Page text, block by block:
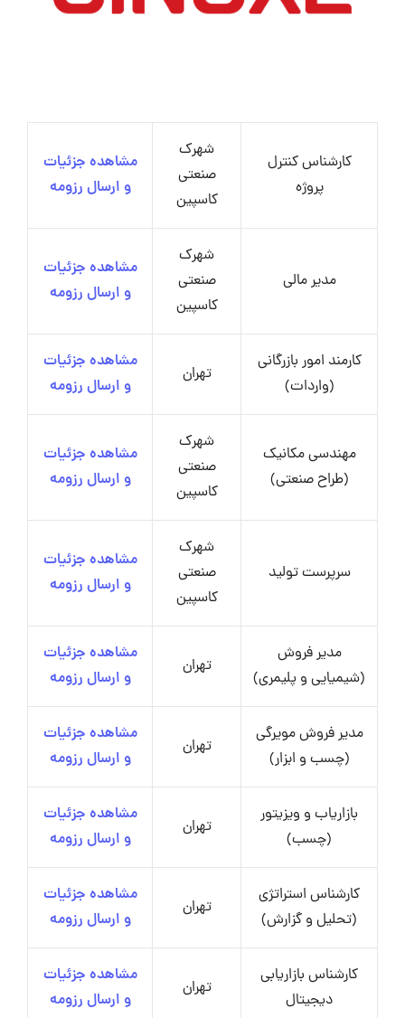
کارشناس کنترل
پروژه
شهرک
صنعتی
کاسپین
مشاهده جزئیات
و ارسال رزومه
مدیر مالی
شهرک
صنعتی
کاسپین
مشاهده جزئیات
و ارسال رزومه
کارمند امور بازرگانی
(واردات)
تهران
مشاهده جزئیات
و ارسال رزومه
مهندسی مکانیک
(طراح صنعتی)
شهرک
صنعتی
کاسپین
مشاهده جزئیات
و ارسال رزومه
سرپرست تولید
شهرک
صنعتی
کاسپین
مشاهده جزئیات
و ارسال رزومه
مدیر فروش
(شیمیایی و پلیمری)
تهران
مشاهده جزئیات
و ارسال رزومه
مدیر فروش مویرگی
(چسب و ابزار)
تهران
مشاهده جزئیات
و ارسال رزومه
بازاریاب و ویزیتور
(چسب)
تهران
مشاهده جزئیات
و ارسال رزومه
کارشناس استراتژی
(تحلیل و گزارش)
تهران
مشاهده جزئیات
و ارسال رزومه
کارشناس بازاریابی
دیجیتال
تهران
مشاهده جزئیات
و ارسال رزومه